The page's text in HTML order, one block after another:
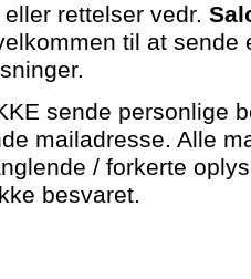
rettelser vedr.
til at
sende personlige
mailadresse. Alle
/ forkerte
besvaret.